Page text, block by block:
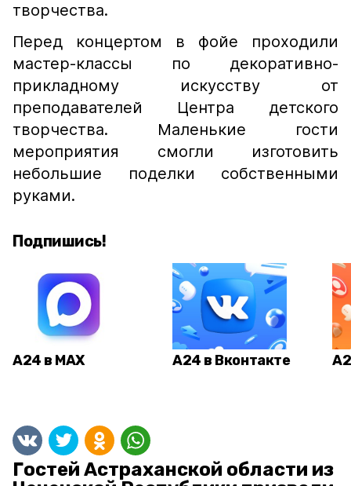
творчества.
Перед концертом в фойе проходили
мастер-классы по декоративно-
прикладному искусству от
преподавателей Центра детского
творчества. Маленькие гости
мероприятия смогли изготовить
небольшие поделки собственными
руками.
Подпишись!
А24 в MAX А24 в Вконтакте
Гостей Астраханской области из